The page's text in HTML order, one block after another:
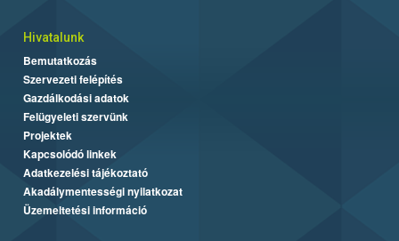
Hivatalunk
Bemutatkozás
Szervezeti felépítés
Gazdálkodási adatok
Felügyeleti szervünk
Projektek
Kapcsolódó linkek
Adatkezelési tájékoztató
Akadálymentességi nyilatkozat
Üzemeltetési információ